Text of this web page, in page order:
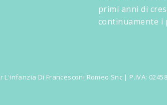
primi anni di
continuamente i
Di Francesconi Romeo Snc | P.IVA: